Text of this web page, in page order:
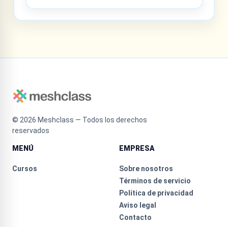
© 2026 Meshclass — Todos los derechos
reservados
MENÚ
Cursos
EMPRESA
Sobre nosotros
Términos de servicio
Política de privacidad
Aviso legal
Contacto